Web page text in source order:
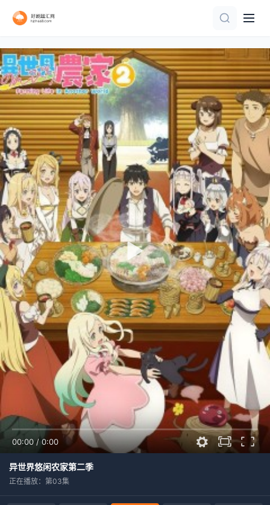
00:00 / 0:00
异世界悠闲农家第二季
正在播放：第03集
第113集
已完结
TC中字
第16集
第18集
第14集
第40集已完结
第4集
已完结
第4集